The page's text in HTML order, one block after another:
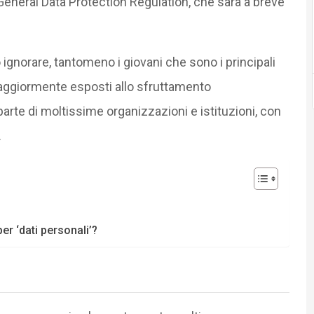
tantomeno i giovani che sono i principali
esposti allo sfruttamento
di moltissime organizzazioni e istituzioni, con
‘dati personali’?